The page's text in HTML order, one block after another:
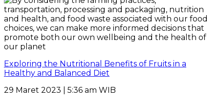
Exploring the Nutritional Benefits of Fruits in a
Healthy and Balanced Diet
29 Maret 2023 | 5:36 am WIB